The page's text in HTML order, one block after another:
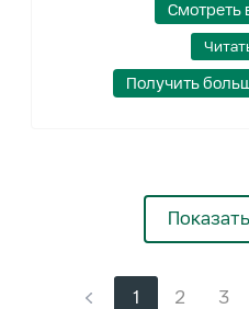
Смотреть
Получить
1 2 3